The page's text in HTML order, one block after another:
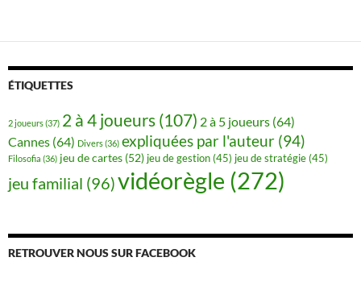
ÉTIQUETTES
2 joueurs(37) 2 à 4 joueurs (107) 2 à 5 joueurs (64)
Cannes (64) Divers(36) expliquées par l'auteur (94)
Filosofia (36) jeu de cartes (52) jeu de gestion (45) jeu de stratégie (45)
jeu familial (96)vidéorègle (272)
RETROUVER NOUS SUR FACEBOOK